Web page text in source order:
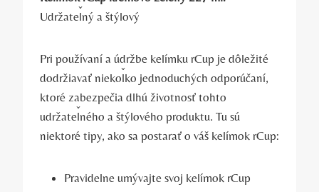
Udržateľný a štýlový
Pri používaní a údržbe kelímku rCup je dôležité
dodržiavať niekoľko jednoduchých odporúčaní,
ktoré zabezpečia dlhú životnosť tohto
udržateľného a štýlového produktu. Tu sú
niektoré tipy, ako sa postarať o váš kelímok rCup:
Pravidelne umývajte svoj kelímok rCup